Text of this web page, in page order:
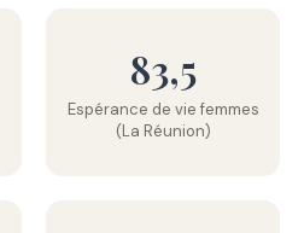
83,5
Espérance de vie femmes
(La Réunion)